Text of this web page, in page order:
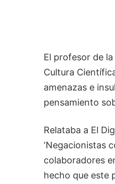
El profesor de
Cultura
amenazas e
pensamiento
Relataba a El
‘Negacionistas
colaboradores
hecho que este